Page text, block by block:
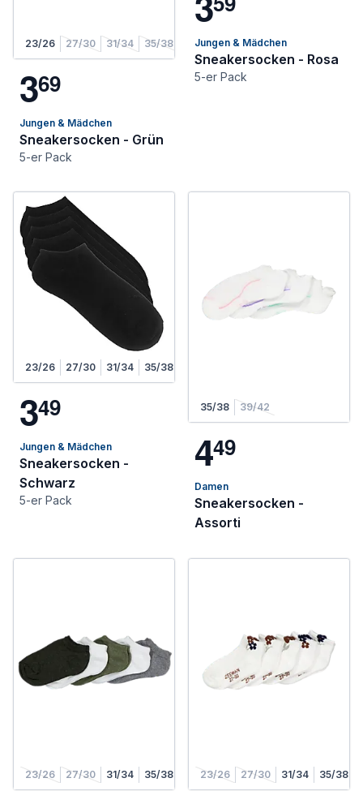
23/26 27/30 31/34 35/38
369
Jungen & Mädchen
Sneakersocken - Grün
5-er Pack
Jungen & Mädchen
Sneakersocken - Rosa
5-er Pack
23/26 27/30 31/34 35/38
349
Jungen & Mädchen
Sneakersocken -
Schwarz
5-er Pack
35/38 39/42
449
Damen
Sneakersocken -
Assorti
23/26 27/30 31/34 35/38 23/26 27/30 31/34 35/38